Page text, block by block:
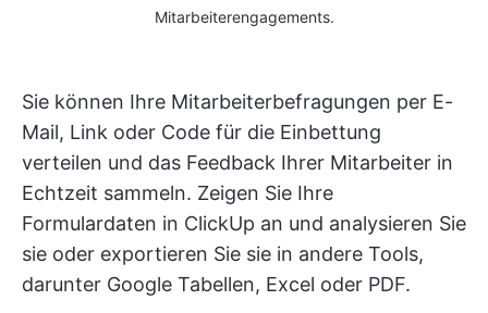
Mitarbeiterengagements.
Sie können Ihre Mitarbeiterbefragungen per E-
Mail, Link oder Code für die Einbettung
verteilen und das Feedback Ihrer Mitarbeiter in
Echtzeit sammeln. Zeigen Sie Ihre
Formulardaten in ClickUp an und analysieren Sie
sie oder exportieren Sie sie in andere Tools,
darunter Google Tabellen, Excel oder PDF.